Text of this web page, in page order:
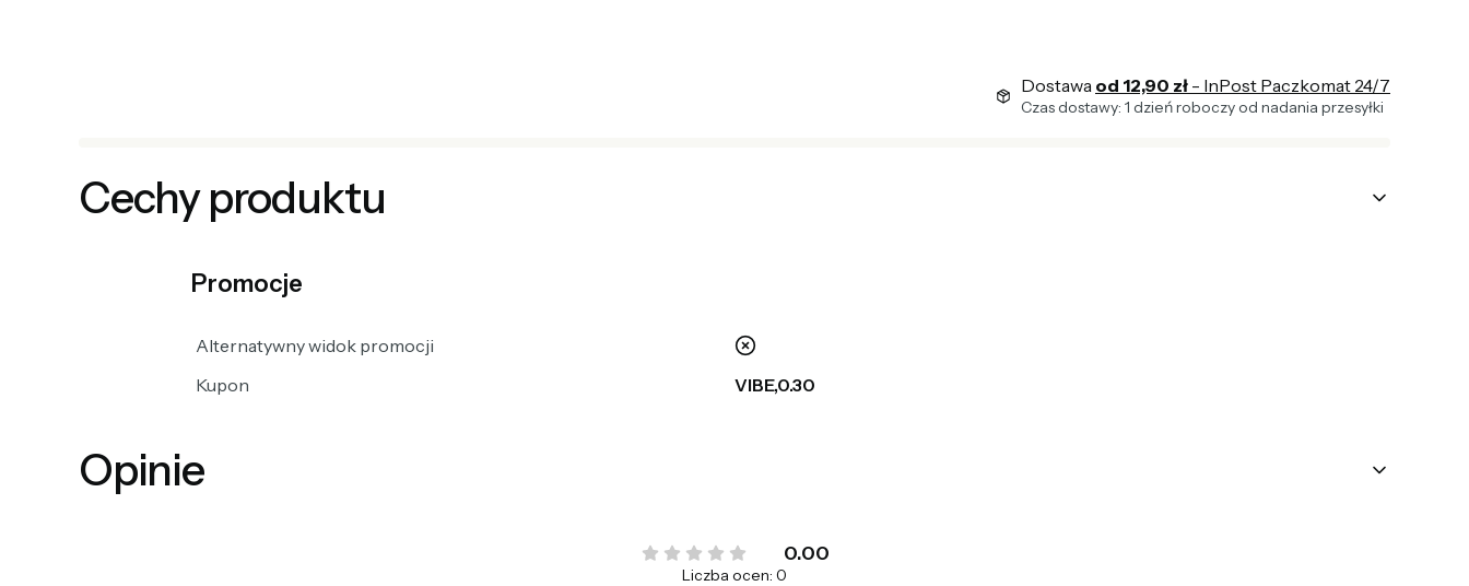
Dostawa od 12,90 zł - InPost Paczkomat 24/7
Czas dostawy: 1 dzień roboczy od nadania przesyłki
Cechy produktu
Promocje
Alternatywny widok promocji
nie
Kupon
VIBE,0.30
Opinie
0.00
Liczba ocen: 0